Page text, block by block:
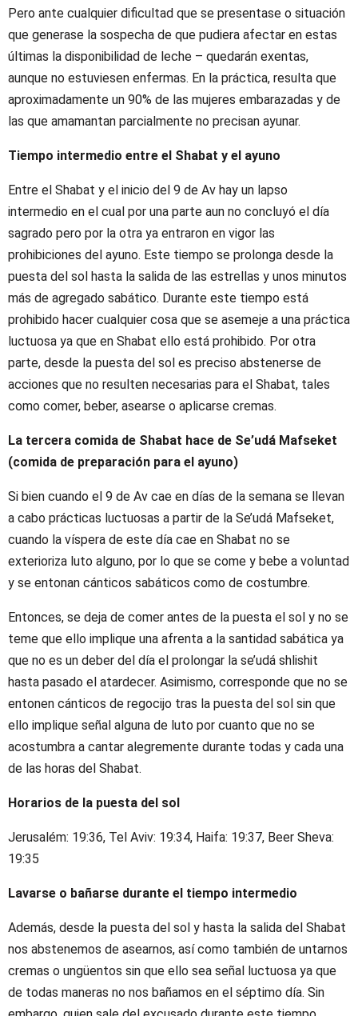
Pero ante cualquier dificultad que se presentase o situación
que generase la sospecha de que pudiera afectar en estas
últimas la disponibilidad de leche – quedarán exentas,
aunque no estuviesen enfermas. En la práctica, resulta que
aproximadamente un 90% de las mujeres embarazadas y de
las que amamantan parcialmente no precisan ayunar.
Tiempo intermedio entre el Shabat y el ayuno
Entre el Shabat y el inicio del 9 de Av hay un lapso
intermedio en el cual por una parte aun no concluyó el día
sagrado pero por la otra ya entraron en vigor las
prohibiciones del ayuno. Este tiempo se prolonga desde la
puesta del sol hasta la salida de las estrellas y unos minutos
más de agregado sabático. Durante este tiempo está
prohibido hacer cualquier cosa que se asemeje a una práctica
luctuosa ya que en Shabat ello está prohibido. Por otra
parte, desde la puesta del sol es preciso abstenerse de
acciones que no resulten necesarias para el Shabat, tales
como comer, beber, asearse o aplicarse cremas.
La tercera comida de Shabat hace de Se’udá Mafseket
(comida de preparación para el ayuno)
Si bien cuando el 9 de Av cae en días de la semana se llevan
a cabo prácticas luctuosas a partir de la Se’udá Mafseket,
cuando la víspera de este día cae en Shabat no se
exterioriza luto alguno, por lo que se come y bebe a voluntad
y se entonan cánticos sabáticos como de costumbre.
Entonces, se deja de comer antes de la puesta el sol y no se
teme que ello implique una afrenta a la santidad sabática ya
que no es un deber del día el prolongar la se’udá shlishit
hasta pasado el atardecer. Asimismo, corresponde que no se
entonen cánticos de regocijo tras la puesta del sol sin que
ello implique señal alguna de luto por cuanto que no se
acostumbra a cantar alegremente durante todas y cada una
de las horas del Shabat.
Horarios de la puesta del sol
Jerusalém: 19:36, Tel Aviv: 19:34, Haifa: 19:37, Beer Sheva:
19:35
Lavarse o bañarse durante el tiempo intermedio
Además, desde la puesta del sol y hasta la salida del Shabat
nos abstenemos de asearnos, así como también de untarnos
cremas o ungüentos sin que ello sea señal luctuosa ya que
de todas maneras no nos bañamos en el séptimo día. Sin